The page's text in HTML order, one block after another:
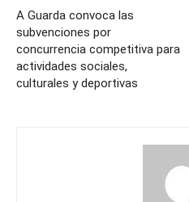
A Guarda convoca las
subvenciones por
concurrencia competitiva para
actividades sociales,
culturales y deportivas